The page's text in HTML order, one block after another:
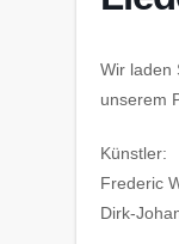
Wir laden
unserem
Künstler:
Frederic
Dirk-